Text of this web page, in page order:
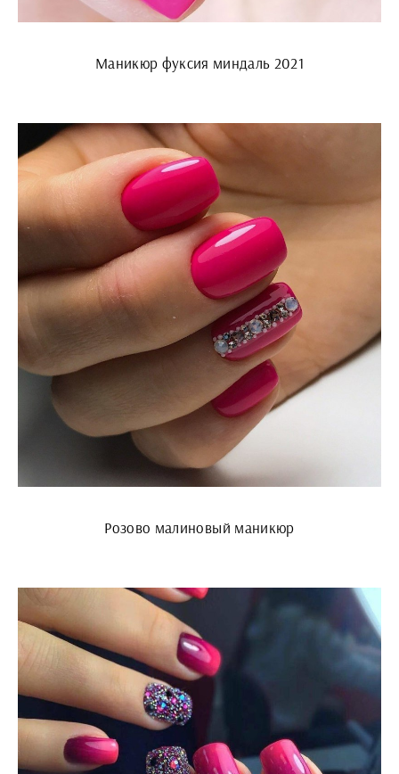
Маникюр фуксия миндаль 2021
Розово малиновый маникюр